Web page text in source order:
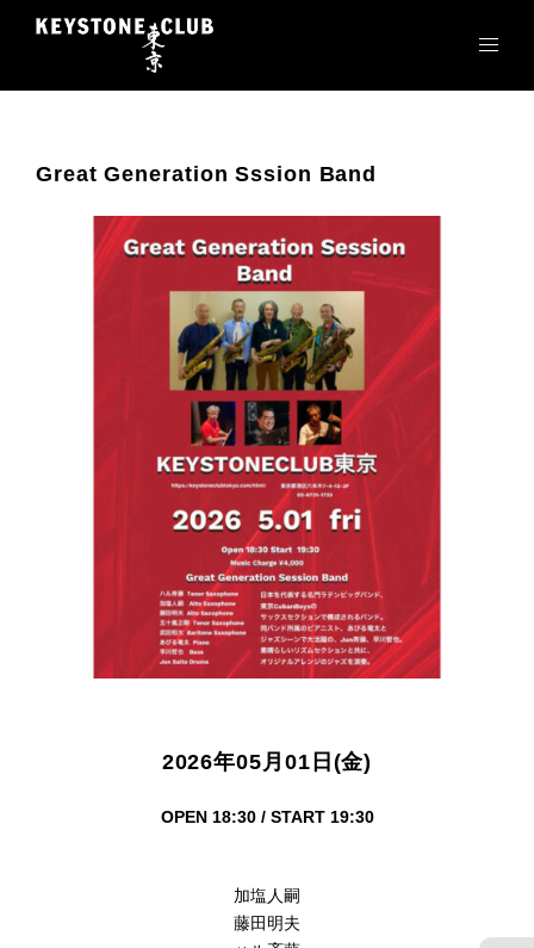
ン
Great Generation Sssion Band
2026年05月01日(金)
OPEN 18:30 / START 19:30
加塩人嗣
藤田明夫